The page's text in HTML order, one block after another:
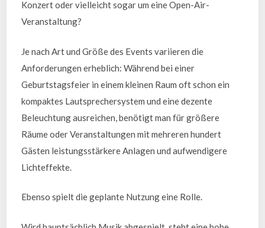
Konzert oder vielleicht sogar um eine Open-Air-
Veranstaltung?
Je nach Art und Größe des Events variieren die
Anforderungen erheblich: Während bei einer
Geburtstagsfeier in einem kleinen Raum oft schon ein
kompaktes Lautsprechersystem und eine dezente
Beleuchtung ausreichen, benötigt man für größere
Räume oder Veranstaltungen mit mehreren hundert
Gästen leistungsstärkere Anlagen und aufwendigere
Lichteffekte.
Ebenso spielt die geplante Nutzung eine Rolle.